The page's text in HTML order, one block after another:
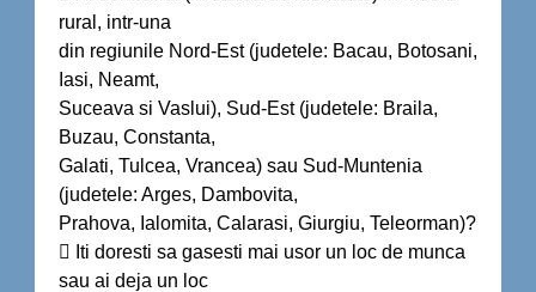
rural, intr-una
din regiunile Nord-Est (judetele: Bacau, Botosani,
Iasi, Neamt,
Suceava si Vaslui), Sud-Est (judetele: Braila,
Buzau, Constanta,
Galati, Tulcea, Vrancea) sau Sud-Muntenia
(judetele: Arges, Dambovita,
Prahova, Ialomita, Calarasi, Giurgiu, Teleorman)?
 Iti doresti sa gasesti mai usor un loc de munca
sau ai deja un loc